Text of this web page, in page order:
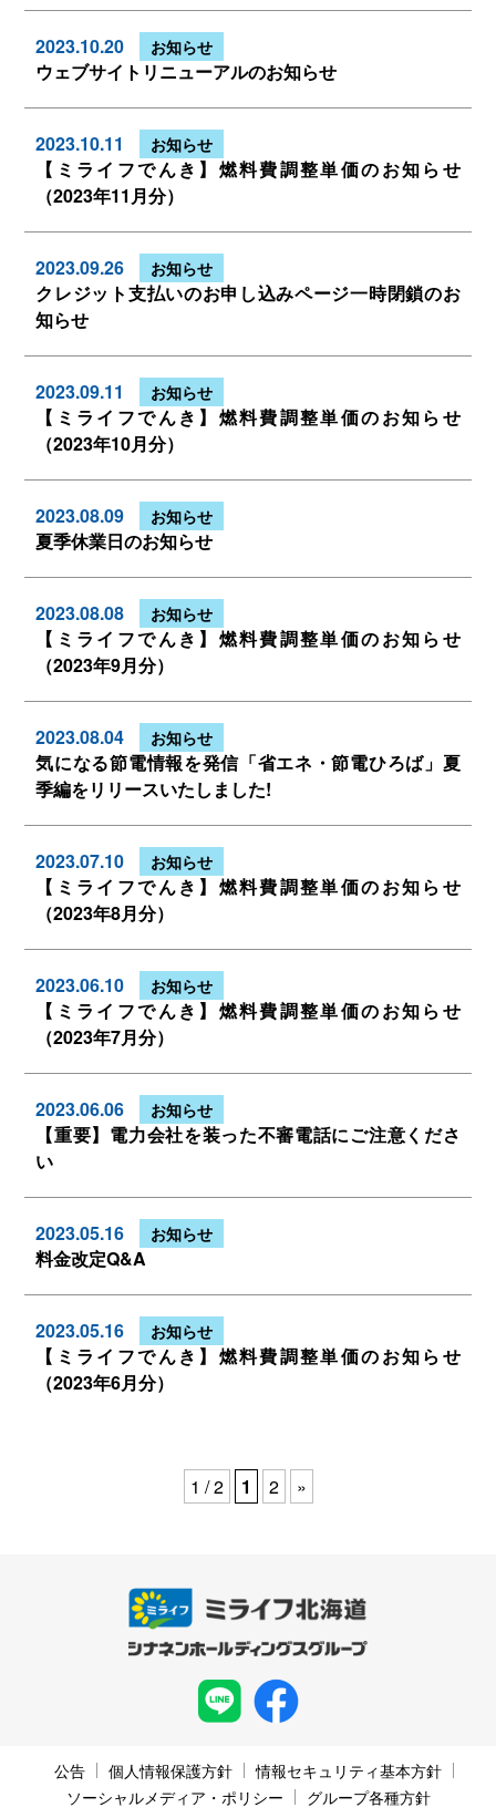
2023.10.20 お知らせ
ウェブサイトリニューアルのお知らせ
2023.10.11 お知らせ
【ミライフでんき】燃料費調整単価のお知らせ
（2023年11月分）
2023.09.26 お知らせ
クレジット支払いのお申し込みページ一時閉鎖のお
知らせ
2023.09.11 お知らせ
【ミライフでんき】燃料費調整単価のお知らせ
（2023年10月分）
2023.08.09 お知らせ
夏季休業日のお知らせ
2023.08.08 お知らせ
【ミライフでんき】燃料費調整単価のお知らせ
（2023年9月分）
2023.08.04 お知らせ
気になる節電情報を発信 「省エネ・節電ひろば」夏
季編をリリースいたしました!
2023.07.10 お知らせ
【ミライフでんき】燃料費調整単価のお知らせ
（2023年8月分）
2023.06.10 お知らせ
【ミライフでんき】燃料費調整単価のお知らせ
（2023年7月分）
2023.06.06 お知らせ
【重要】電力会社を装った不審電話にご注意くださ
い
2023.05.16 お知らせ
料金改定Q&A
2023.05.16 お知らせ
【ミライフでんき】燃料費調整単価のお知らせ
（2023年6月分）
1 / 2 1 2 »
公告 個人情報保護方針
情報セキュリティ基本方針
ソーシャルメディア・ポリシー
グループ各種方針